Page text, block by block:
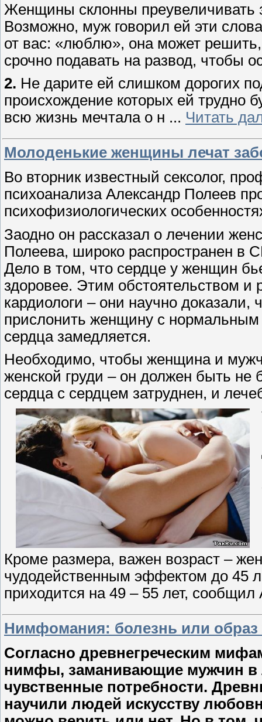
Женщины склонны
Возможно, муж говорил ей эти
от вас: «люблю», она может
срочно подавать на развод, чтобы
2. Не дарите ей слишком дорогих
происхождение которых ей трудно
всю жизнь мечтала о н ... Читать
Молоденькие женщины лечат
Во вторник известный сексолог,
психоанализа Александр Полеев
психофизиологических
Заодно он рассказал о лечении
Полеева, широко распространен в
Дело в том, что сердце у женщин
здоровее. Этим обстоятельством и
кардиологи – они научно доказали,
прислонить женщину с
сердца замедляется.
Необходимо, чтобы женщина и
женской груди – он должен быть не
сердца с сердцем затруднен, и
Кроме размера, важен возраст –
чудодейственным эффектом до 45
приходится на 49 – 55 лет,
Нимфомания: болезнь или образ
Согласно древнегреческим
нимфы, заманивающие мужчин в
чувственные потребности.
научили людей искусству